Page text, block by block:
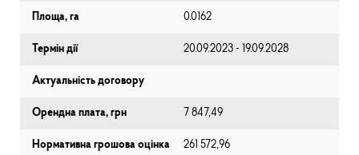
Площа, га 0.0162
Термін дії 20.09.2023 - 19.09.2028
Актуальність договору
Орендна плата, грн 7 847,49
Нормативна грошова оцінка
261 572,96